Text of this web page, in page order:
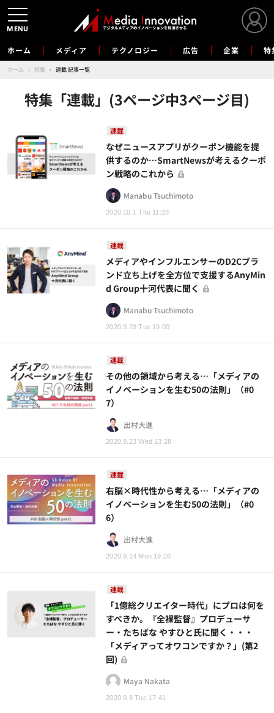
ホーム メディア テクノロジー 広告 企業 特
ホーム › 特集 › 連載 記事一覧
特集「連載」(3ページ中3ページ目)
連載
2020.10.1 Thu 11:23
なぜニュースアプリがクーポン機能を提
供するのか…SmartNewsが考えるクーポ
ン戦略のこれから
Manabu Tsuchimoto
連載
2020.9.29 Tue 19:00
メディアやインフルエンサーのD2Cブラ
ンド立ち上げを全方位で支援するAnyMin
d Group十河代表に聞く
Manabu Tsuchimoto
連載
2020.9.23 Wed 13:28
その他の領域から考える…「メディアの
イノベーションを生む50の法則」（#0
7）
出村大進
連載
2020.9.14 Mon 19:26
右脳×時代性から考える…「メディアの
イノベーションを生む50の法則」（#0
6）
出村大進
連載
2020.9.8 Tue 17:41
「1億総クリエイター時代」にプロは何を
すべきか。『全裸監督』プロデューサ
ー・たちばな やすひと氏に聞く・・・
「メディアってオワコンですか？」(第2
回)
Maya Nakata
MENU